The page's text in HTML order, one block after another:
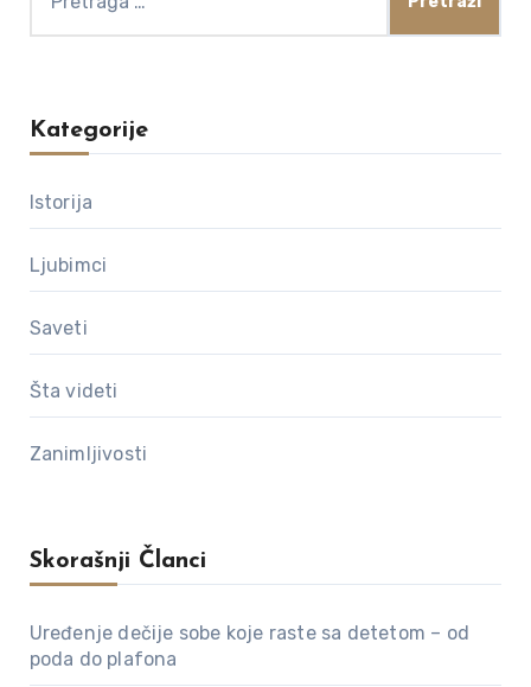
za:
Kategorije
Istorija
Ljubimci
Saveti
Šta videti
Zanimljivosti
Skorašnji Članci
Uređenje dečije sobe koje raste sa detetom – od
poda do plafona